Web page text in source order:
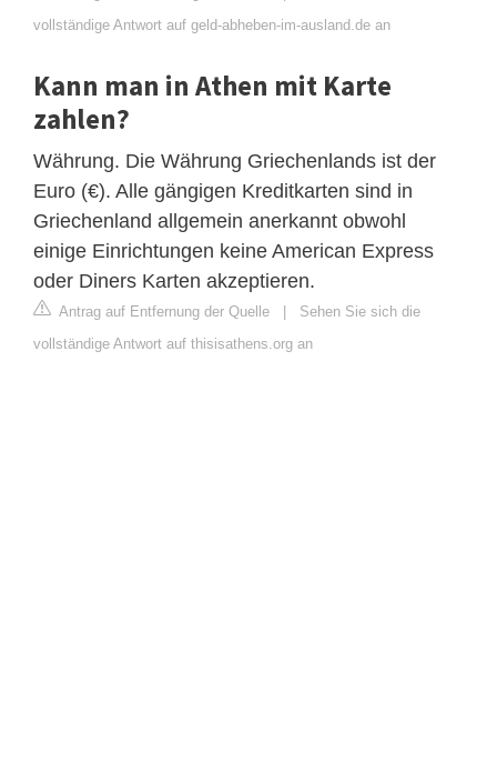
vollständige Antwort auf geld-abheben-im-ausland.de an
Kann man in Athen mit Karte
zahlen?
Währung. Die Währung Griechenlands ist der
Euro (€). Alle gängigen Kreditkarten sind in
Griechenland allgemein anerkannt obwohl
einige Einrichtungen keine American Express
oder Diners Karten akzeptieren.
Antrag auf Entfernung der Quelle
Sehen Sie sich die
vollständige Antwort auf thisisathens.org an